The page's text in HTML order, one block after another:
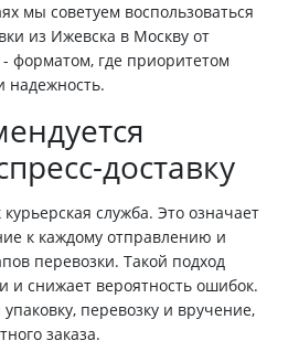
мы советуем воспользоваться
из Ижевска в Москву от
форматом, где приоритетом
надежность.
доставку
служба. Это означает
к каждому отправлению и
перевозки. Такой подход
и снижает вероятность ошибок.
перевозку и вручение,
заказа.